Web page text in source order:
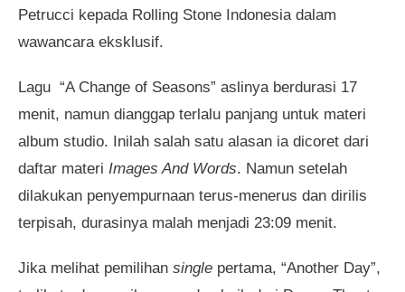
Petrucci kepada Rolling Stone Indonesia dalam
wawancara eksklusif.
Lagu “A Change of Seasons” aslinya berdurasi 17
menit, namun dianggap terlalu panjang untuk materi
album studio. Inilah salah satu alasan ia dicoret dari
daftar materi Images And Words. Namun setelah
dilakukan penyempurnaan terus-menerus dan dirilis
terpisah, durasinya malah menjadi 23:09 menit.
Jika melihat pemilihan single pertama, “Another Day”,